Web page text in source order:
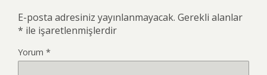
E-posta adresiniz yayınlanmayacak. Gerekli alanlar
* ile işaretlenmişlerdir
Yorum *